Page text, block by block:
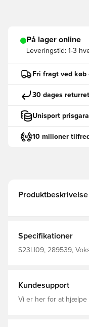
På lager online
Leveringstid: 1-3
Fri fragt ved
30 dages returret
Unisport
10 milioner
Produktbeskrivelse
Specifikationer
S23LI09, 289539,
Kundesupport
Vi er her for at hjælpe